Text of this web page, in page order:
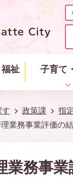
キ
ワ
ド
で
検
祉 子育て
す 政策課 指
業務事業評価の
業務事